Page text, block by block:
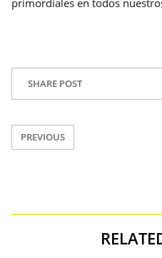
SHARE POST
PREVIOUS